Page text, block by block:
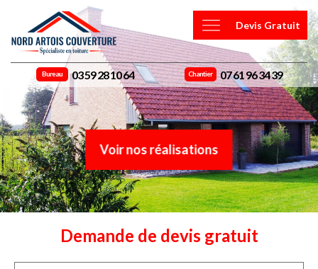
Devis Gratuit
Bureau 03 59 28 10 64 Chantier 07 61 96 34 39
Voir nos réalisations
Demande de devis gratuit